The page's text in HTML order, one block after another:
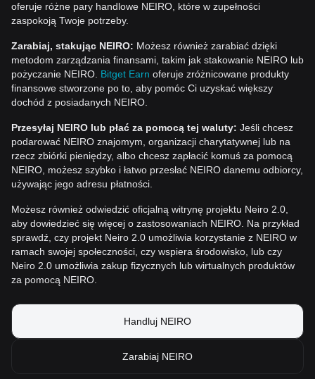
oferuje różne pary handlowe NEIRO, które w zupełności
zaspokoją Twoje potrzeby.
Zarabiaj, stakując NEIRO: Możesz również zarabiać dzięki
metodom zarządzania finansami, takim jak stakowanie NEIRO lub
pożyczanie NEIRO. Bitget Earn oferuje zróżnicowane produkty
finansowe stworzone po to, aby pomóc Ci uzyskać większy
dochód z posiadanych NEIRO.
Przesyłaj NEIRO lub płać za pomocą tej waluty: Jeśli chcesz
podarować NEIRO znajomym, organizacji charytatywnej lub na
rzecz zbiórki pieniędzy, albo chcesz zapłacić komuś za pomocą
NEIRO, możesz szybko i łatwo przesłać NEIRO danemu odbiorcy,
używając jego adresu płatności.
Możesz również odwiedzić oficjalną witrynę projektu Neiro 2.0,
aby dowiedzieć się więcej o zastosowaniach NEIRO. Na przykład
sprawdź, czy projekt Neiro 2.0 umożliwia korzystanie z NEIRO w
ramach swojej społeczności, czy wspiera środowisko, lub czy
Neiro 2.0 umożliwia zakup fizycznych lub wirtualnych produktów
za pomocą NEIRO.
Handluj NEIRO
Zarabiaj NEIRO